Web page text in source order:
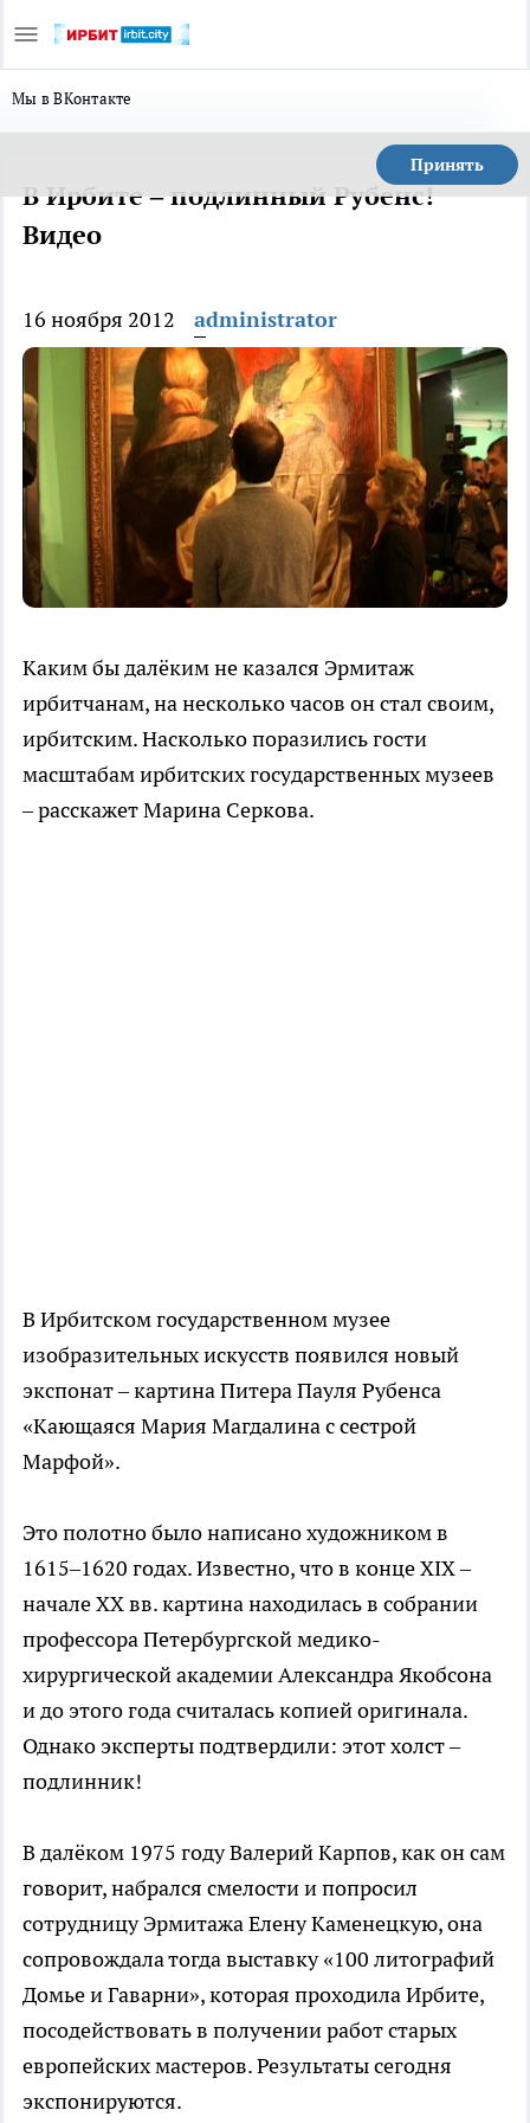
Мы в ВКонтакте
Принять
В Ирбите – подлинный Рубенс!
Видео
16 ноября 2012 administrator
Каким бы далёким не казался Эрмитаж
ирбитчанам, на несколько часов он стал своим,
ирбитским. Насколько поразились гости
масштабам ирбитских государственных музеев
– расскажет Марина Серкова.
В Ирбитском государственном музее
изобразительных искусств появился новый
экспонат – картина Питера Пауля Рубенса
«Кающаяся Мария Магдалина с сестрой
Марфой».
Это полотно было написано художником в
1615–1620 годах. Известно, что в конце XIX –
начале ХХ вв. картина находилась в собрании
профессора Петербургской медико-
хирургической академии Александра Якобсона
и до этого года считалась копией оригинала.
Однако эксперты подтвердили: этот холст –
подлинник!
В далёком 1975 году Валерий Карпов, как он сам
говорит, набрался смелости и попросил
сотрудницу Эрмитажа Елену Каменецкую, она
сопровождала тогда выставку «100 литографий
Домье и Гаварни», которая проходила Ирбите,
посодействовать в получении работ старых
европейских мастеров. Результаты сегодня
экспонируются.